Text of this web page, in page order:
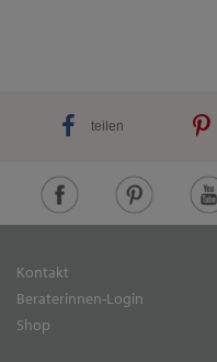
teilen
Kontakt
Beraterinnen-Login
Shop